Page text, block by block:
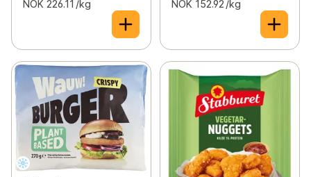
NOK 226.11 /kg NOK 152.92 /kg